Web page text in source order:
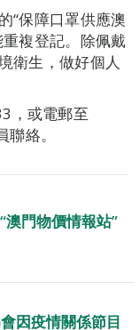
“保障口罩供應澳
複登記。除佩戴
衛生，做好個人
，或電郵至
絡。
門物價情報站”
因疫情關係節目